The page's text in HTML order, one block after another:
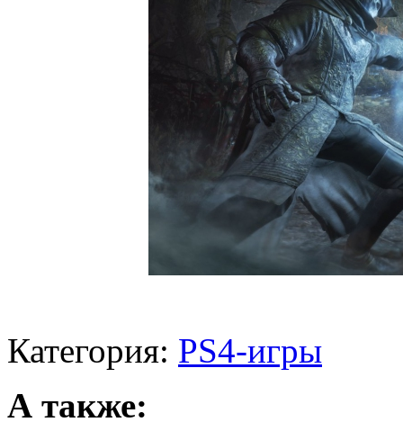
Категория: PS4-игры
А также: